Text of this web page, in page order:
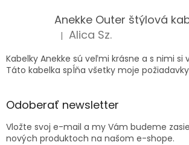
Anekke Outer štýlová
Hodnotenie produktu je 5 z 5
| Alica Sz.
Kabelky Anekke sú veľmi krásne a s nimi si
Táto kabelka spĺňa všetky moje
Odoberať newsletter
Vložte svoj e-mail a my Vám budeme
nových produktoch na našom e-shope.